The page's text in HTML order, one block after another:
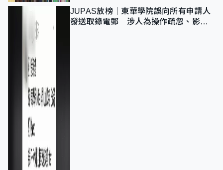
JUPAS放榜｜東華學院誤向所有申請人
發送取錄電郵 涉人為操作疏忽、影響